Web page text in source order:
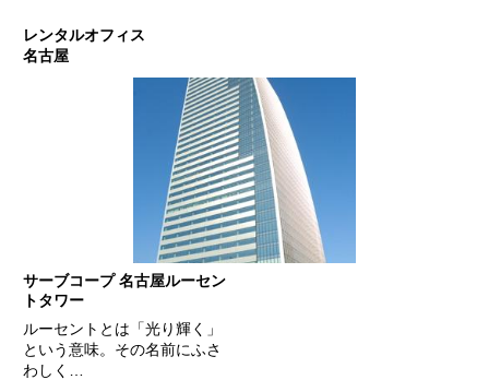
レンタルオフィス
名古屋
サーブコープ 名古屋ルーセン
トタワー
ルーセントとは「光り輝く」
という意味。その名前にふさ
わしく…